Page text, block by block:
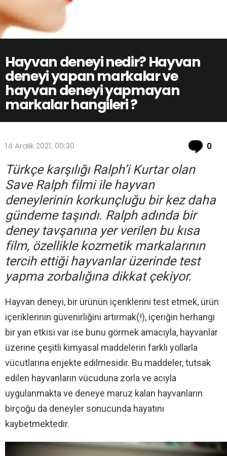
Hayvan deneyi nedir? Hayvan
deneyi yapan markalar ve
hayvan deneyi yapmayan
markalar hangileri ?
14 Aralık 2021, 00:30 0
Türkçe karşılığı Ralph’i Kurtar olan
Save Ralph filmi ile hayvan
deneylerinin korkunçluğu bir kez daha
gündeme taşındı. Ralph adında bir
deney tavşanına yer verilen bu kısa
film, özellikle kozmetik markalarının
tercih ettiği hayvanlar üzerinde test
yapma zorbalığına dikkat çekiyor.
Hayvan deneyi, bir ürünün içeriklerini test etmek, ürün
içeriklerinin güvenirliğini artırmak(!), içeriğin herhangi
bir yan etkisi var ise bunu görmek amacıyla, hayvanlar
üzerine çeşitli kimyasal maddelerin farklı yollarla
vücutlarına enjekte edilmesidir. Bu maddeler, tutsak
edilen hayvanların vücuduna zorla ve acıyla
uygulanmakta ve deneye maruz kalan hayvanların
birçoğu da deneyler sonucunda hayatını
kaybetmektedir.